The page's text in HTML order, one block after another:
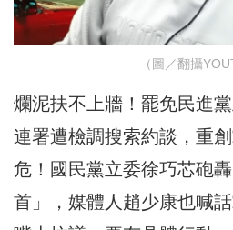
（圖／翻攝
爛泥扶不上牆！罷免民進
連署遭檢調搜索約談，重
危！國民黨立委徐巧芯砲
首」，媒體人趙少康也喊